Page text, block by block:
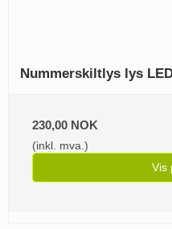
Nummerskiltlys lys
230,00 NOK
(inkl. mva.)
Vis